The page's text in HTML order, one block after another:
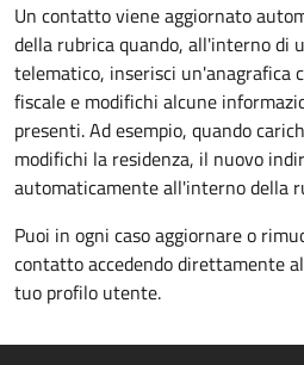
Un contatto viene aggiornato
della rubrica quando, all'interno di
telematico, inserisci un'anagrafica
fiscale e modifichi alcune
presenti. Ad esempio, quando
modifichi la residenza, il nuovo
automaticamente all'interno della
Puoi in ogni caso aggiornare o
contatto accedendo direttamente
tuo profilo utente.